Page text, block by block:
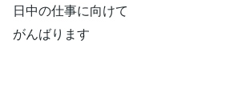
日中の仕事に向けて
がんばります